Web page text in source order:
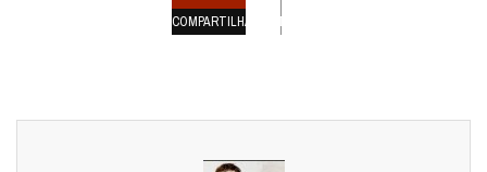
COMPARTILHAMENTOS